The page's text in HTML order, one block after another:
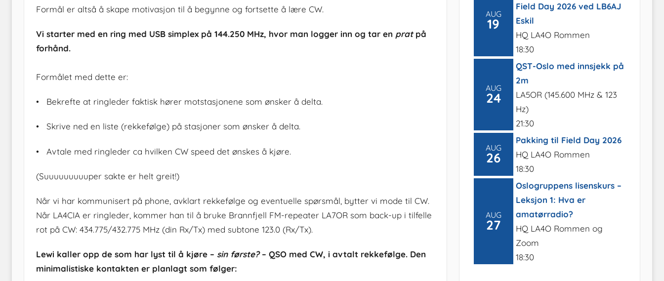
Formål er altså å skape motivasjon til å begynne og fortsette å lære CW.
Vi starter med en ring med USB simplex på 144.250 MHz, hvor man logger inn og tar en pratpå
forhånd.
Formålet med dette er:
• Bekrefte at ringleder faktisk hører motstasjonene som ønsker å delta.
• Skrive ned en liste (rekkefølge) på stasjoner som ønsker å delta.
• Avtale med ringleder ca hvilken CW speed det ønskes å kjøre.
(Suuuuuuuuuper sakte er helt greit!)
Når vi har kommunisert på phone, avklart rekkefølge og eventuelle spørsmål, bytter vi mode til CW.
Når LA4CIA er ringleder, kommer han til å bruke Brannfjell FM-repeater LA7OR som back-up i tilfelle
rot på CW: 434.775/432.775 MHz (din Rx/Tx) med subtone 123.0 (Rx/Tx).
Lewi kaller opp de som har lyst til å kjøre – sin første?– QSO med CW, i avtalt rekkefølge. Den
minimalistiske kontakten er planlagt som følger:
AUG
19
Field Day 2026 ved LB6AJ
Eskil
HQ LA4O Rommen
18:30
AUG
24
QST-Oslo med innsjekk på
2m
LA5OR (145.600 MHz & 123
Hz)
21:30
AUG
26
Pakking til Field Day 2026
HQ LA4O Rommen
18:30
AUG
27
Oslogruppens lisenskurs –
Leksjon 1: Hva er
amatørradio?
HQ LA4O Rommen og
Zoom
18:30